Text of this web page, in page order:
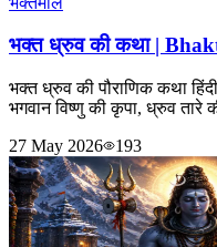
भक्त ध्रुव की कथा |
भक्त ध्रुव की पौराणिक कथा
भगवान विष्णु की कृपा, ध्रुव
27 May 2026
193